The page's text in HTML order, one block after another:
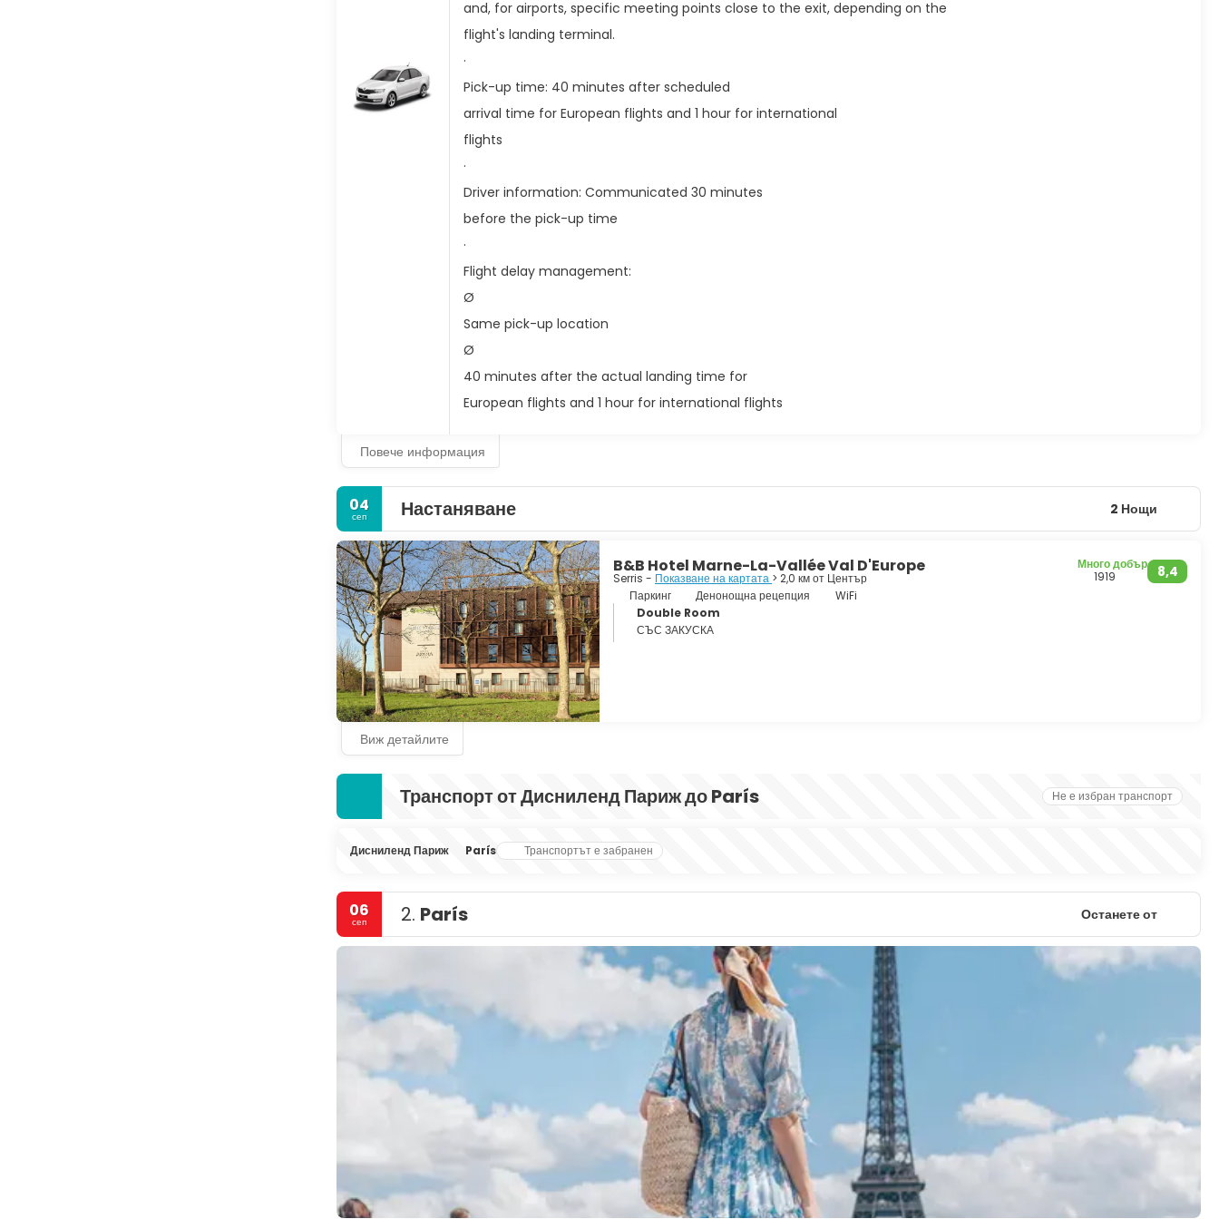
and, for airports, specific meeting points close to the exit, depending on the
flight's landing terminal.
·
Pick-up time: 40 minutes after scheduled
arrival time for European flights and 1 hour for international
flights
·
Driver information: Communicated 30 minutes
before the pick-up time
·
Flight delay management:
Ø
Same pick-up location
Ø
40 minutes after the actual landing time for
European flights and 1 hour for international flights
Повече информация
04
сеп Настаняване 2 Нощи
B&B Hotel Marne-La-Vallée Val D'Europe
Serris - Показване на картата > 2,0 км от Център 8,4
Много добър
1919
Паркинг
Денонощна рецепция
WiFi
Double Room
СЪС ЗАКУСКА
Виж детайлите
Транспорт от Дисниленд Париж до París Не е избран транспорт
Дисниленд Париж París Транспортът е забранен
06
сеп 2. París Останете от